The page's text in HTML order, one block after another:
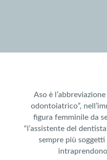
Aso è
odontoiatrico”,
figura femminile da
“l’assistente del
sempre più